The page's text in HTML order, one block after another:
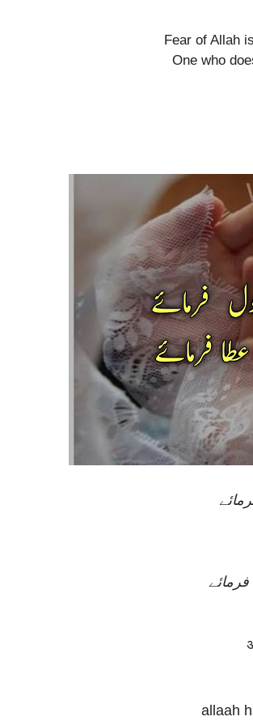
Fear of Allah
One who
allaah